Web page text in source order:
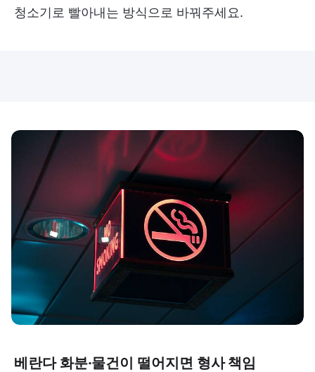
청소기로 빨아내는 방식으로 바꿔주세요.
베란다 화분·물건이 떨어지면 형사 책임